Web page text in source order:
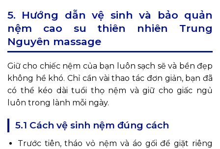
5. Hướng dẫn vệ sinh và bảo quản
nệm cao su thiên nhiên Trung
Nguyên massage
Giữ cho chiếc nệm của bạn luôn sạch sẽ và bền đẹp
không hề khó. Chỉ cần vài thao tác đơn giản, bạn đã
có thể kéo dài tuổi thọ nệm và giữ cho giấc ngủ
luôn trong lành mỗi ngày.
5.1 Cách vệ sinh nệm đúng cách
Trước tiên, tháo vỏ nệm và áo gối để giặt riêng